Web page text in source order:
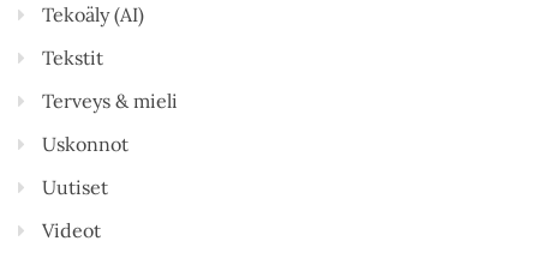
Tekoäly (AI)
Tekstit
Terveys & mieli
Uskonnot
Uutiset
Videot